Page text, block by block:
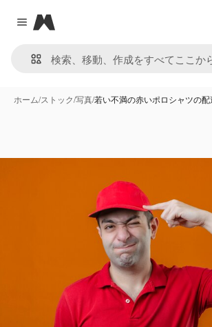
Close menu
Magnific
ホーム/ストック/写真/若い不満の赤いポロシャツの